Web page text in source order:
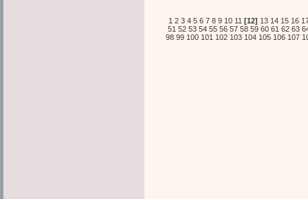
1 2 3 4 5 6 7 8 9 10 11 [12] 13 14 15 16
51 52 53 54 55 56 57 58 59 60 61 62 63
98 99 100 101 102 103 104 105 106 107